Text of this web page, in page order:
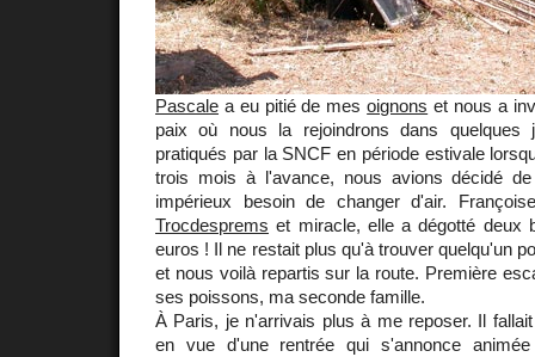
Pascale a eu pitié de mesoignons et nous a
paix où nous la rejoindrons dans
pratiqués par la SNCF en période estivale
trois mois à l'avance, nous avions décidé
impérieux besoin de changer d'air.
Trocdesprems et miracle, elle a dégotté deux
euros ! Il ne restait plus qu'à trouver quelqu'un
et nous voilà repartis sur la route. Première
ses poissons, ma seconde famille.
À Paris, je n'arrivais plus à me reposer. Il
en vue d'une rentrée qui s'annonce